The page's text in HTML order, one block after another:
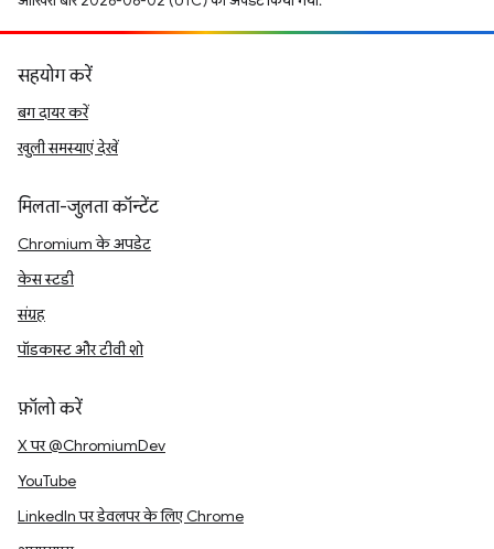
सहयोग करें
बग दायर करें
खुली समस्याएं देखें
मिलता-जुलता कॉन्टेंट
Chromium के अपडेट
केस स्टडी
संग्रह
पॉडकास्ट और टीवी शो
फ़ॉलो करें
X पर @ChromiumDev
YouTube
LinkedIn पर डेवलपर के लिए Chrome